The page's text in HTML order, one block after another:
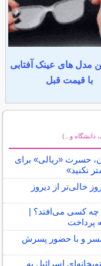
مدل های عینک آفتابی
با قیمت قبل
دانشگاه و...)
حسرت «ریالی» برای
نکنید»
خالی‌تر از دیروز
کسی می‌افتد؟ |
پرداخت
و با حضور پسرش
اسرائیل به